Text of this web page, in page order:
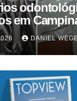
em
DANIEL